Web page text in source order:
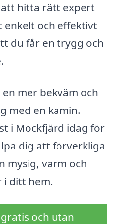
hitta rätt expert
och effektivt
du får en trygg och
mer bekväm och
med en kamin.
i Mockfjärd idag för
dig att förverkliga
mysig, varm och
i ditt hem.
och utan